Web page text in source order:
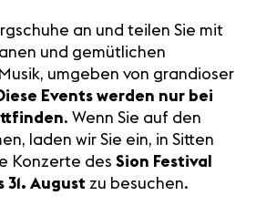
an und teilen Sie mit
und gemütlichen
umgeben von grandioser
Events werden nur bei
. Wenn Sie auf den
laden wir Sie ein, in Sitten
Konzerte des Sion Festival
31. August zu besuchen.